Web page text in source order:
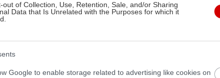
out of Collection, Use, Retention, Sale, and/or Sharing
Data that Is Unrelated with the Purposes for which it
Google to enable storage related to advertising like cookies on